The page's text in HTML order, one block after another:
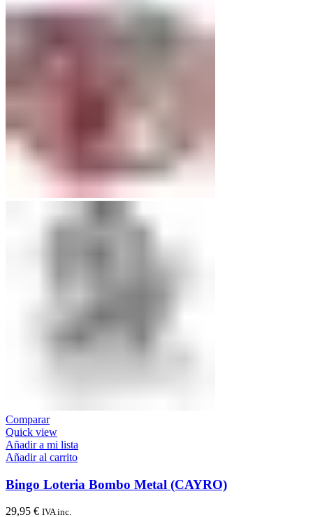
Comparar
Quick view
Añadir a mi lista
Añadir al carrito
Bingo Loteria Bombo Metal (CAYRO)
29,95 € IVA inc.